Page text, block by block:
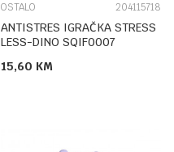
OSTALO 204115718
ANTISTRES IGRAČKA STRESS
LESS-DINO SQIF0007
15,60 KM